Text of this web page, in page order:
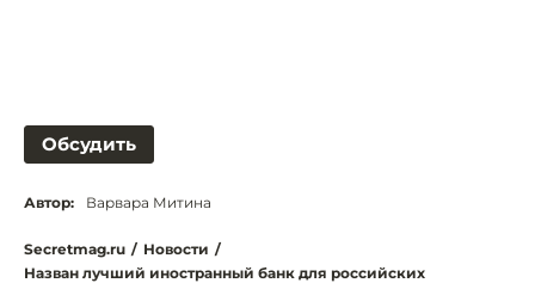
Обсудить
Автор: Варвара Митина
Secretmag.ru / Новости /
Назван лучший иностранный банк для российских